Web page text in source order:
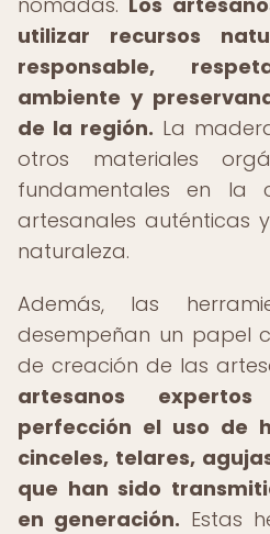
utilizar recursos
responsable,
ambiente y
de la región. La
otros materiales
fundamentales en la
artesanales auténticas
naturaleza.
Además, las
desempeñan un papel
de creación de las
artesanos
perfección el uso de
cinceles, telares,
que han sido
en generación. Estas